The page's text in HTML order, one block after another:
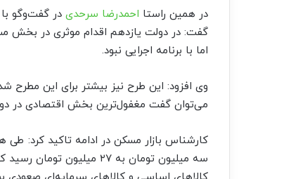
در همین راستا احمدرضا سرحدی در گفت‌وگو
گفت: در دولت یازدهم اقدام موثری در بخش
اما با برنامه اجرایی نبود.
وی افزود: این طرح نیز بیشتر برای این
می‌توان گفت مغفول‌ترین بخش اقتصادی در
کارشناس بازار مسکن در ادامه تاکید کرد: